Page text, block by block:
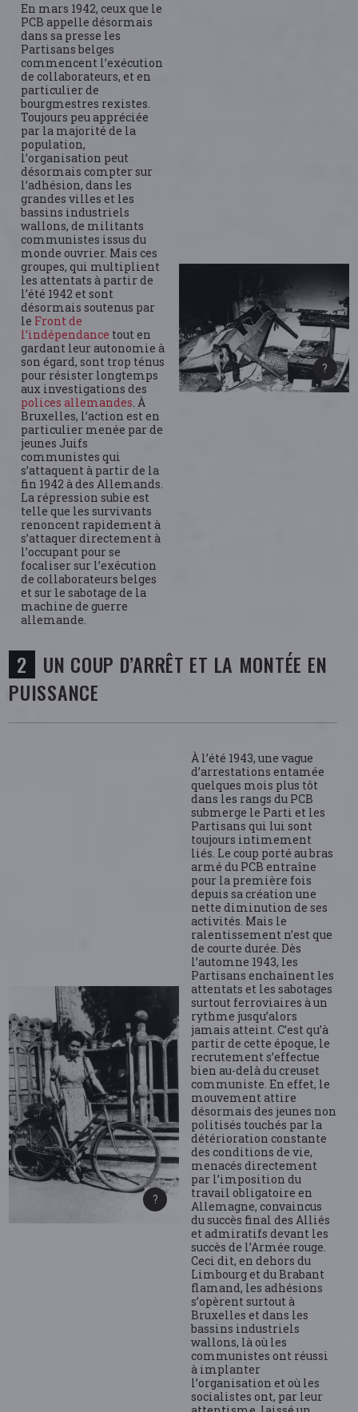
En mars 1942, ceux que le
PCB appelle désormais
dans sa presse les
Partisans belges
commencent l’exécution
de collaborateurs, et en
particulier de
bourgmestres rexistes.
Toujours peu appréciée
par la majorité de la
population,
l’organisation peut
désormais compter sur
l’adhésion, dans les
grandes villes et les
bassins industriels
wallons, de militants
communistes issus du
monde ouvrier. Mais ces
groupes, qui multiplient
les attentats à partir de
l’été 1942 et sont
désormais soutenus par
le Front de
l’indépendance tout en
gardant leur autonomie à
son égard, sont trop ténus
pour résister longtemps
aux investigations des
polices allemandes. À
Bruxelles, l’action est en
particulier menée par de
jeunes Juifs
communistes qui
s’attaquent à partir de la
fin 1942 à des Allemands.
La répression subie est
telle que les survivants
renoncent rapidement à
s’attaquer directement à
l’occupant pour se
focaliser sur l’exécution
de collaborateurs belges
et sur le sabotage de la
machine de guerre
allemande.
UN COUP D’ARRÊT ET LA MONTÉE EN
PUISSANCE
À l’été 1943, une vague
d’arrestations entamée
quelques mois plus tôt
dans les rangs du PCB
submerge le Parti et les
Partisans qui lui sont
toujours intimement
liés. Le coup porté au bras
armé du PCB entraîne
pour la première fois
depuis sa création une
nette diminution de ses
activités. Mais le
ralentissement n’est que
de courte durée. Dès
l’automne 1943, les
Partisans enchaînent les
attentats et les sabotages
surtout ferroviaires à un
rythme jusqu’alors
jamais atteint. C’est qu’à
partir de cette époque, le
recrutement s’effectue
bien au-delà du creuset
communiste. En effet, le
mouvement attire
désormais des jeunes non
politisés touchés par la
détérioration constante
des conditions de vie,
menacés directement
par l’imposition du
travail obligatoire en
Allemagne, convaincus
du succès final des Alliés
et admiratifs devant les
succès de l’Armée rouge.
Ceci dit, en dehors du
Limbourg et du Brabant
flamand, les adhésions
s’opèrent surtout à
Bruxelles et dans les
bassins industriels
wallons, là où les
communistes ont réussi
à implanter
l’organisation et où les
socialistes ont, par leur